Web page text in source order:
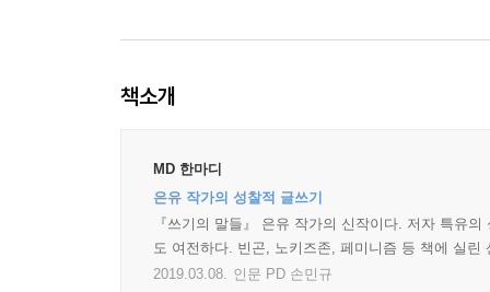
책소개
MD 한마디
은유 작가의 성찰적 글쓰기
『쓰기의 말들』 은유 작가의 신작이다. 저자 특유
도 여전하다. 빈곤, 노키즈존, 페미니즘 등 책에 실
2019.03.08. 인문 PD 손민규